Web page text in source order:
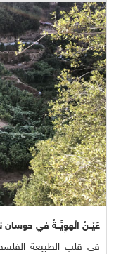
عَيْــنُ الْهوِيَّــةُ في
في قلب الطبيعة